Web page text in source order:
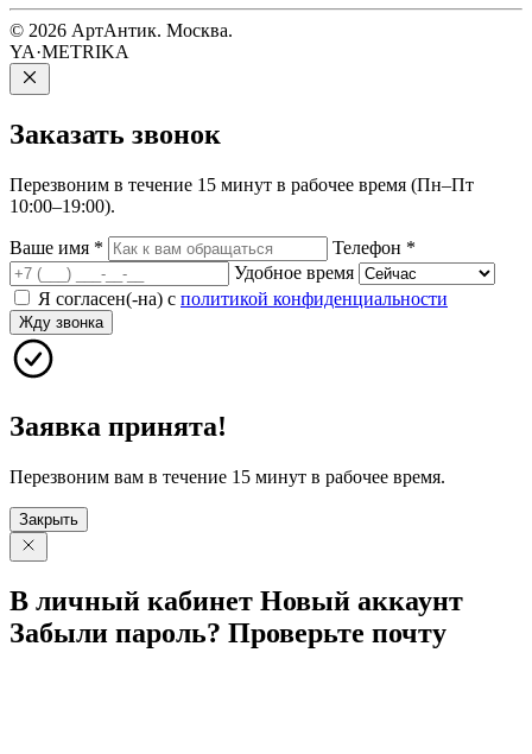
© 2026 АртАнтик. Москва.
YA·METRIKA
Заказать звонок
Перезвоним в течение 15 минут в рабочее время (Пн–Пт
10:00–19:00).
Ваше имя * Телефон *
Удобное время
Я согласен(-на) с политикой конфиденциальности
Жду звонка
Заявка принята!
Перезвоним вам в течение 15 минут в рабочее время.
Закрыть
В личный кабинет Новый аккаунт
Забыли пароль? Проверьте почту